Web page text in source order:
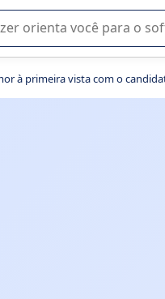
na seleção de software
à primeira vista com o